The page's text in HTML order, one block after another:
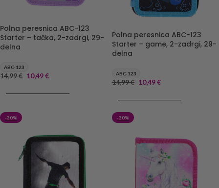
Polna peresnica ABC-123
Starter – tačka, 2-zadrgi, 29-
delna
ABC-123
14,99€ 10,49€
Polna peresnica ABC-123
Starter – game, 2-zadrgi, 29-
delna
ABC-123
14,99€ 10,49€
-30% -30%